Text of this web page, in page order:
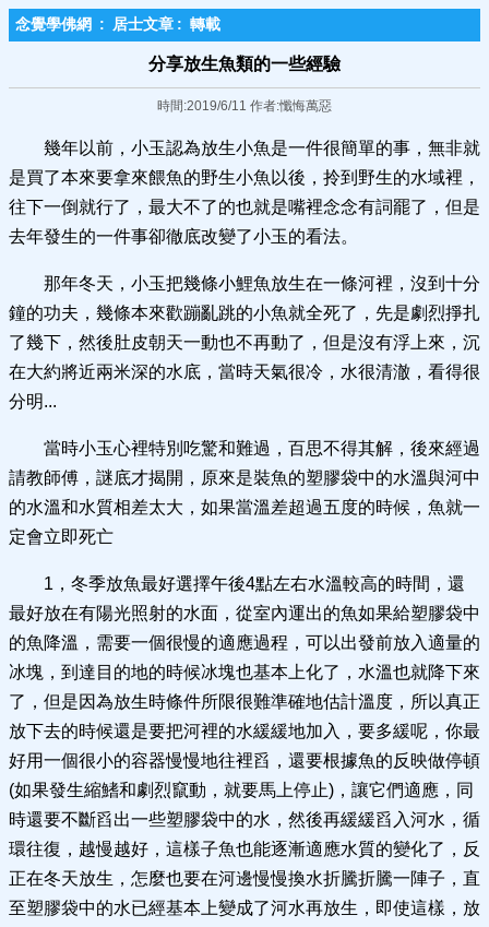
念覺學佛網 : 居士文章 : 轉載
分享放生魚類的一些經驗
時間:2019/6/11 作者:懺悔萬惡
幾年以前，小玉認為放生小魚是一件很簡單的事，無非就
是買了本來要拿來餵魚的野生小魚以後，拎到野生的水域裡，
往下一倒就行了，最大不了的也就是嘴裡念念有詞罷了，但是
去年發生的一件事卻徹底改變了小玉的看法。
那年冬天，小玉把幾條小鯉魚放生在一條河裡，沒到十分
鐘的功夫，幾條本來歡蹦亂跳的小魚就全死了，先是劇烈掙扎
了幾下，然後肚皮朝天一動也不再動了，但是沒有浮上來，沉
在大約將近兩米深的水底，當時天氣很冷，水很清澈，看得很
分明...
當時小玉心裡特別吃驚和難過，百思不得其解，後來經過
請教師傅，謎底才揭開，原來是裝魚的塑膠袋中的水溫與河中
的水溫和水質相差太大，如果當溫差超過五度的時候，魚就一
定會立即死亡
1，冬季放魚最好選擇午後4點左右水溫較高的時間，還
最好放在有陽光照射的水面，從室內運出的魚如果給塑膠袋中
的魚降溫，需要一個很慢的適應過程，可以出發前放入適量的
冰塊，到達目的地的時候冰塊也基本上化了，水溫也就降下來
了，但是因為放生時條件所限很難準確地估計溫度，所以真正
放下去的時候還是要把河裡的水緩緩地加入，要多緩呢，你最
好用一個很小的容器慢慢地往裡舀，還要根據魚的反映做停頓
(如果發生縮鰭和劇烈竄動，就要馬上停止)，讓它們適應，同
時還要不斷舀出一些塑膠袋中的水，然後再緩緩舀入河水，循
環往復，越慢越好，這樣子魚也能逐漸適應水質的變化了，反
正在冬天放生，怎麼也要在河邊慢慢換水折騰折騰一陣子，直
至塑膠袋中的水已經基本上變成了河水再放生，即使這樣，放